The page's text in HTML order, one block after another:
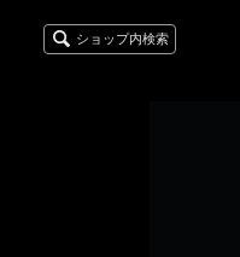
ショップ内検索